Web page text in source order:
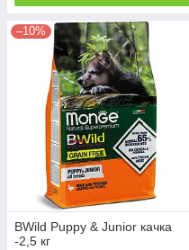
–10%
BWild Puppy & Junior качка
-2,5 кг